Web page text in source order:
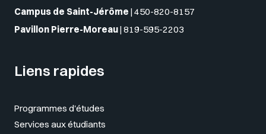
Campus de Saint-Jérôme | 450-820-8157
Pavillon Pierre-Moreau| 819-595-2203
Liens rapides
Programmes d'études
Services aux étudiants